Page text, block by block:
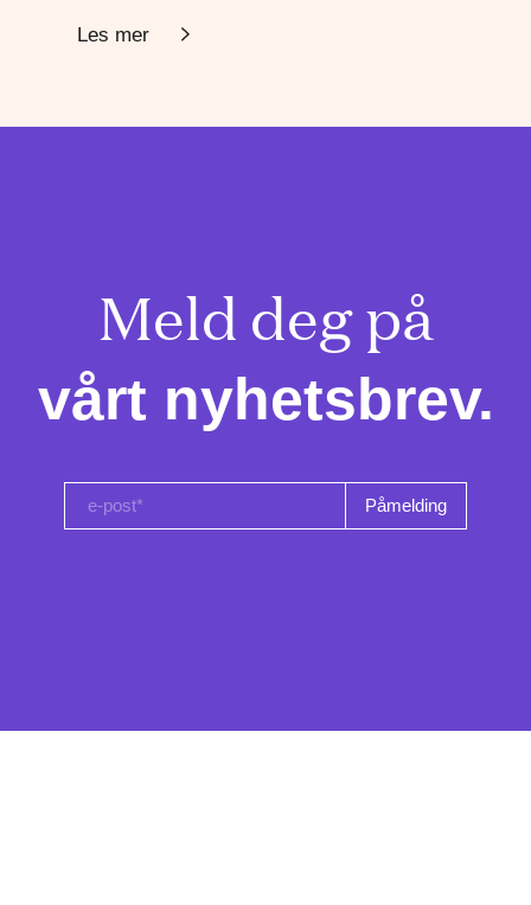
Les mer
Meld deg på
vårt nyhetsbrev.
e-post*